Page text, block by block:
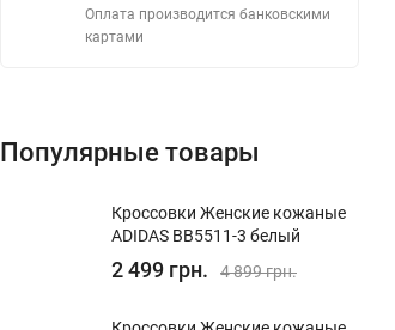
Оплата производится банковскими
картами
Популярные товары
Кроссовки Женские кожаные
ADIDAS BB5511-3 белый
2 499 грн. 4 899 грн.